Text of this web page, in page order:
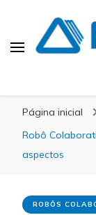
Página inicial
Robô
aspectos
ROBÔS